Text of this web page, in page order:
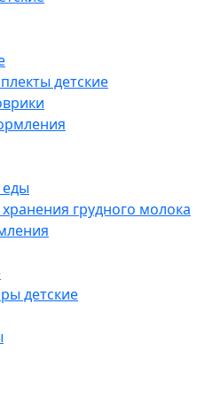
детские
грудного молока
детские